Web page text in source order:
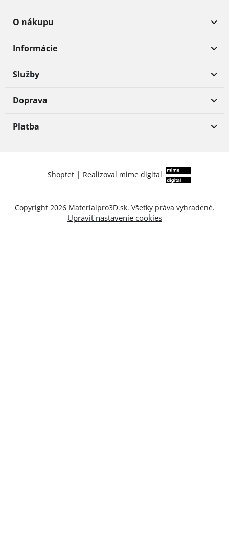
O nákupu
Informácie
Služby
Doprava
Platba
Shoptet | Realizoval mime digital
Copyright 2026 Materialpro3D.sk. Všetky práva vyhradené.
Upraviť nastavenie cookies